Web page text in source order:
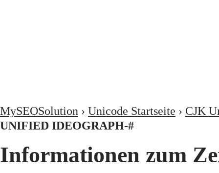
MySEOSolution › Unicode Startseite › CJK
UNIFIED IDEOGRAPH-#
Informationen zum